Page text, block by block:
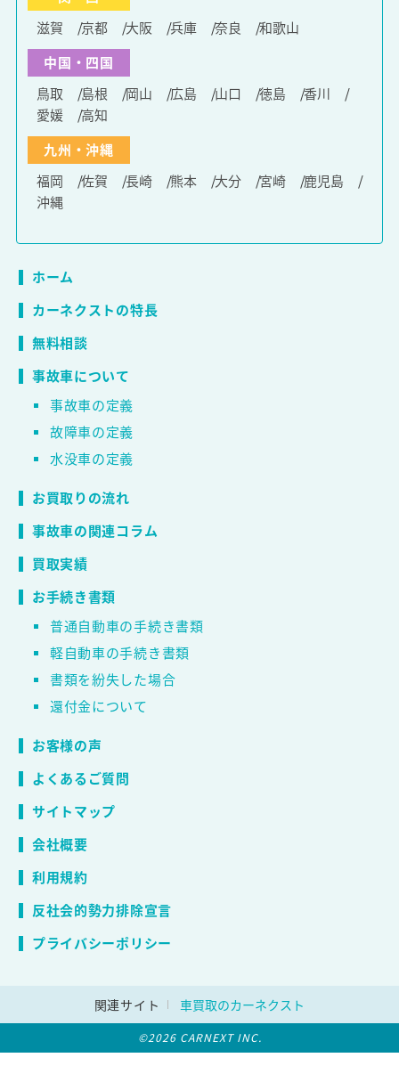
滋賀
京都 大阪 兵庫 奈良
和歌山
中国・四国
鳥取
島根 岡山 広島 山口 徳島
香川
愛媛
高知
九州・沖縄
福岡
佐賀 長崎 熊本 大分 宮崎
鹿児島
沖縄
ホーム
カーネクストの特長
無料相談
事故車について
事故車の定義
故障車の定義
水没車の定義
お買取りの流れ
事故車の関連コラム
買取実績
お手続き書類
普通自動車の手続き書類
軽自動車の手続き書類
書類を紛失した場合
還付金について
お客様の声
よくあるご質問
サイトマップ
会社概要
利用規約
反社会的勢力排除宣言
プライバシーポリシー
関連サイト 車買取のカーネクスト
©2026 CARNEXT INC.